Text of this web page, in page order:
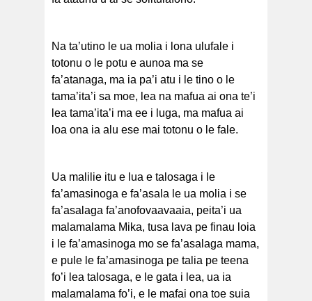
Na ta’utino le ua molia i lona ulufale i
totonu o le potu e aunoa ma se
fa’atanaga, ma ia pa’i atu i le tino o le
tama’ita’i sa moe, lea na mafua ai ona te’i
lea tama’ita’i ma ee i luga, ma mafua ai
loa ona ia alu ese mai totonu o le fale.
Ua malilie itu e lua e talosaga i le
fa’amasinoga e fa’asala le ua molia i se
fa’asalaga fa’anofovaavaaia, peita’i ua
malamalama Mika, tusa lava pe finau loia
i le fa’amasinoga mo se fa’asalaga mama,
e pule le fa’amasinoga pe talia pe teena
fo’i lea talosaga, e le gata i lea, ua ia
malamalama fo’i, e le mafai ona toe suia